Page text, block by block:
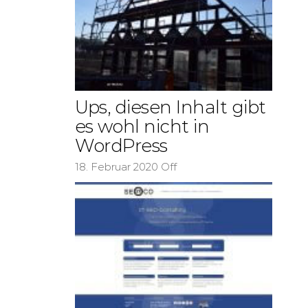
Ups, diesen Inhalt gibt
es wohl nicht in
WordPress
18. Februar 2020 Off